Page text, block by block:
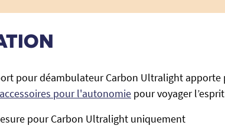
pour déambulateur Carbon Ultralight
pour l'autonomie pour voyager
pour Carbon Ultralight uniquement